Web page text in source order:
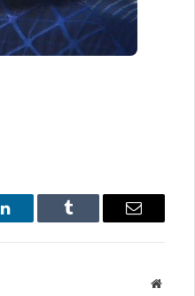
LinkedIn Tumblr Email
Website